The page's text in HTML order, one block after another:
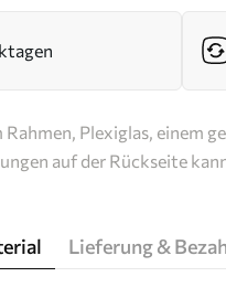
Plexiglas, einem
auf der Rückseite
Lieferung &